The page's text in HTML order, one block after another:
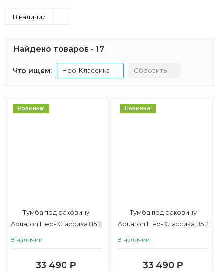
В наличии
Найдено товаров - 17
Что ищем: Нео-Классика Сбросить
Новинка!
Тумба под раковину
Aquaton Нео-Классика 85 2
В наличии
33 490 ₽
Новинка!
Тумба под раковину
Aquaton Нео-Классика 85 2
В наличии
33 490 ₽